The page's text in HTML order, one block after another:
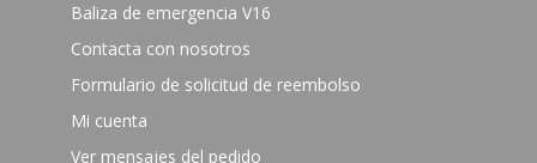
Baliza de emergencia V16
Contacta con nosotros
Formulario de solicitud de reembolso
Mi cuenta
Ver mensajes del pedido